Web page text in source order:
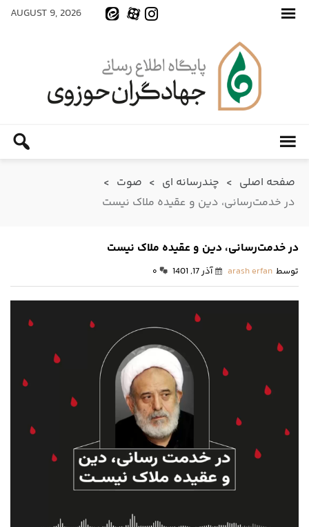
AUGUST 9, 2026
صفحه اصلی > چندرسانه ای > صوت >
در خدمت‌رسانی، دین و عقیده ملاک نیست
در خدمت‌رسانی، دین و عقیده ملاک نیست
توسط arash erfan آذر 17, 1401 ۰